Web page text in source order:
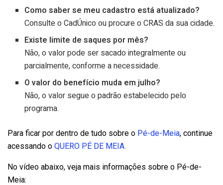
Como saber se meu cadastro está atualizado?
Consulte o CadÚnico ou procure o CRAS da sua cidade.
Existe limite de saques por mês?
Não, o valor pode ser sacado integralmente ou
parcialmente, conforme a necessidade.
O valor do benefício muda em julho?
Não, o valor segue o padrão estabelecido pelo
programa.
Para ficar por dentro de tudo sobre o Pé-de-Meia, continue
acessando o QUERO PÉ DE MEIA.
No vídeo abaixo, veja mais informações sobre o Pé-de-
Meia: